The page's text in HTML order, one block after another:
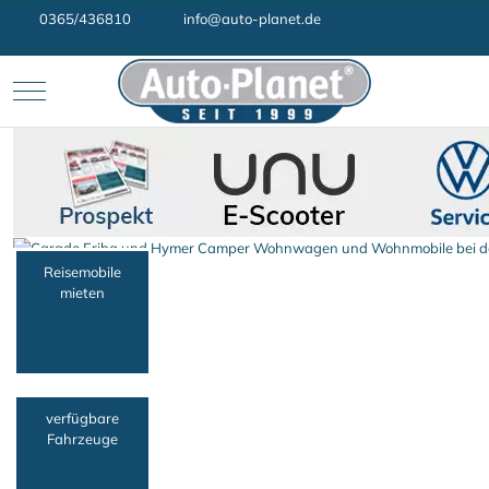
0365/436810 info@auto-planet.de
Mobile Menu Toggle
Reisemobile
mieten
verfügbare
Fahrzeuge